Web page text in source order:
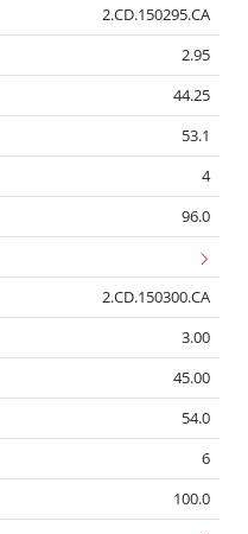
2.CD.150295.CA
2.95
44.25
53.1
4
96.0
2.CD.150300.CA
3.00
45.00
54.0
6
100.0